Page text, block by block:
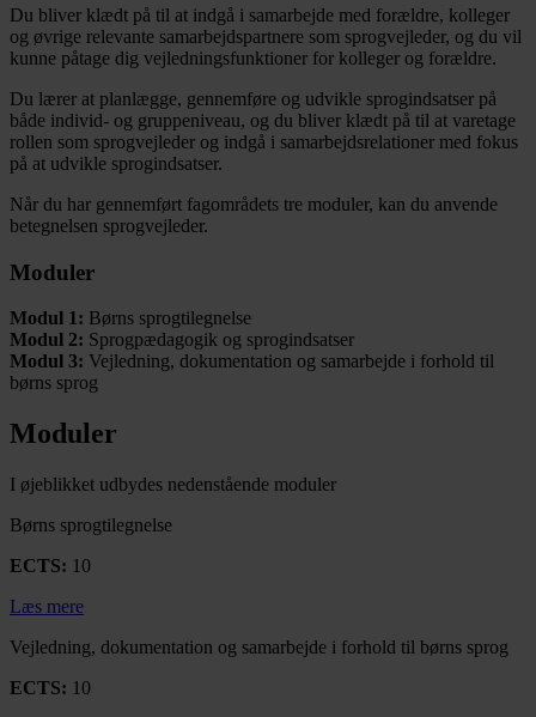
Du bliver klædt på til at indgå i samarbejde med forældre, kolleger
og øvrige relevante samarbejdspartnere som sprogvejleder, og du vil
kunne påtage dig vejledningsfunktioner for kolleger og forældre.
Du lærer at planlægge, gennemføre og udvikle sprogindsatser på
både individ- og gruppeniveau, og du bliver klædt på til at varetage
rollen som sprogvejleder og indgå i samarbejdsrelationer med fokus
på at udvikle sprogindsatser.
Når du har gennemført fagområdets tre moduler, kan du anvende
betegnelsen sprogvejleder.
Moduler
Modul 1: Børns sprogtilegnelse
Modul 2: Sprogpædagogik og sprogindsatser
Modul 3: Vejledning, dokumentation og samarbejde i forhold til
børns sprog
Moduler
I øjeblikket udbydes nedenstående moduler
Børns sprogtilegnelse
ECTS: 10
Læs mere
Vejledning, dokumentation og samarbejde i forhold til børns sprog
ECTS: 10